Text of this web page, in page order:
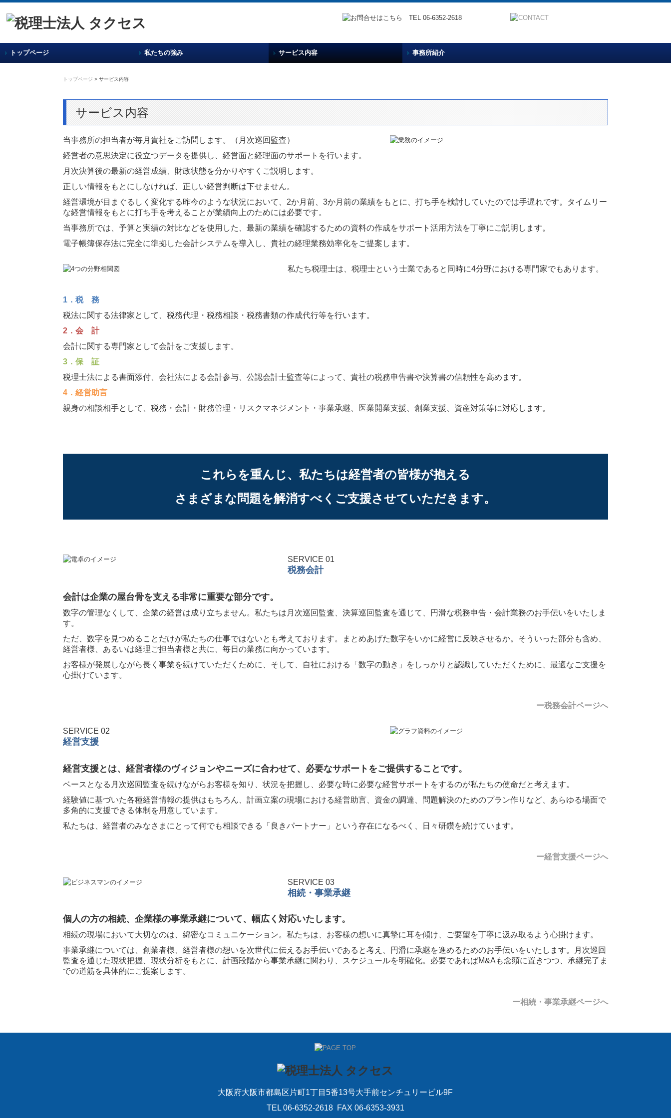
トップページ 私たちの強み サービス内容 事務所紹介
トップページ > サービス内容
サービス内容
当事務所の担当者が毎月貴社をご訪問します。（月次巡回監査）
経営者の意思決定に役立つデータを提供し、経営面と経理面のサポートを行います。
月次決算後の最新の経営成績、財政状態を分かりやすくご説明します。
正しい情報をもとにしなければ、正しい経営判断は下せません。
経営環境が目まぐるしく変化する昨今のような状況において、2か月前、3か月前の業績をもとに、打ち手を検討していたのでは手遅れです。タイムリー
な経営情報をもとに打ち手を考えることが業績向上のためには必要です。
当事務所では、予算と実績の対比などを使用した、最新の業績を確認するための資料の作成をサポート活用方法を丁寧にご説明します。
電子帳簿保存法に完全に準拠した会計システムを導入し、貴社の経理業務効率化をご提案します。
私たち税理士は、税理士という士業であると同時に4分野における専門家でもあります。
1． 税 務
税法に関する法律家として、税務代理・税務相談・税務書類の作成代行等を行います。
2． 会 計
会計に関する専門家として会計をご支援します。
3． 保 証
税理士法による書面添付、会社法による会計参与、公認会計士監査等によって、貴社の税務申告書や決算書の信頼性を高めます。
4． 経営助言
親身の相談相手として、税務・会計・財務管理・リスクマネジメント・事業承継、医業開業支援、創業支援、資産対策等に対応します。
これらを重んじ、私たちは経営者の皆様が抱える
さまざまな問題を解消すべくご支援させていただきます。
SERVICE 01
税務会計
会計は企業の屋台骨を支える非常に重要な部分です。
数字の管理なくして、企業の経営は成り立ちません。私たちは月次巡回監査、決算巡回監査を通じて、円滑な税務申告・会計業務のお手伝いをいたしま
す。
ただ、数字を見つめることだけが私たちの仕事ではないとも考えております。まとめあげた数字をいかに経営に反映させるか。そういった部分も含め、
経営者様、あるいは経理ご担当者様と共に、毎日の業務に向かっています。
お客様が発展しながら長く事業を続けていただくために、そして、自社における「数字の動き」をしっかりと認識していただくために、最適なご支援を
心掛けています。
ー税務会計ページへ
SERVICE 02
経営支援
経営支援とは、経営者様のヴィジョンやニーズに合わせて、必要なサポートをご提供することです。
ベースとなる月次巡回監査を続けながらお客様を知り、状況を把握し、必要な時に必要な経営サポートをするのが私たちの使命だと考えます。
経験値に基づいた各種経営情報の提供はもちろん、計画立案の現場における経営助言、資金の調達、問題解決のためのプラン作りなど、あらゆる場面で
多角的に支援できる体制を用意しています。
私たちは、経営者のみなさまにとって何でも相談できる「良きパートナー」という存在になるべく、日々研鑽を続けています。
ー経営支援ページへ
SERVICE 03
相続・事業承継
個人の方の相続、企業様の事業承継について、幅広く対応いたします。
相続の現場において大切なのは、綿密なコミュニケーション。私たちは、お客様の想いに真摯に耳を傾け、ご要望を丁寧に汲み取るよう心掛けます。
事業承継については、創業者様、経営者様の想いを次世代に伝えるお手伝いであると考え、円滑に承継を進めるためのお手伝いをいたします。月次巡回
監査を通じた現状把握、現状分析をもとに、計画段階から事業承継に関わり、スケジュールを明確化。必要であればM&Aも念頭に置きつつ、承継完了ま
での道筋を具体的にご提案します。
ー相続・事業承継ページへ
大阪府大阪市都島区片町1丁目5番13号大手前センチュリービル9F
TEL06-6352-2618FAX 06-6353-3931